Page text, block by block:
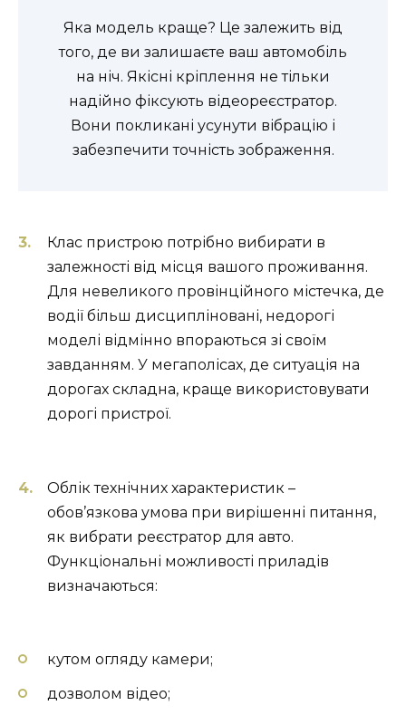
Яка модель краще? Це залежить від
того, де ви залишаєте ваш автомобіль
на ніч. Якісні кріплення не тільки
надійно фіксують відеореєстратор.
Вони покликані усунути вібрацію і
забезпечити точність зображення.
Клас пристрою потрібно вибирати в
залежності від місця вашого проживання.
Для невеликого провінційного містечка, де
водії більш дисципліновані, недорогі
моделі відмінно впораються зі своїм
завданням. У мегаполісах, де ситуація на
дорогах складна, краще використовувати
дорогі пристрої.
Облік технічних характеристик –
обов’язкова умова при вирішенні питання,
як вибрати реєстратор для авто.
Функціональні можливості приладів
визначаються:
кутом огляду камери;
дозволом відео;